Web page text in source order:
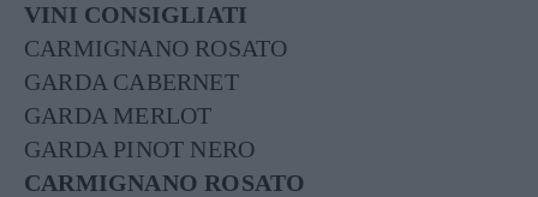
VINI CONSIGLIATI
CARMIGNANO ROSATO
GARDA CABERNET
GARDA MERLOT
GARDA PINOT NERO
CARMIGNANO ROSATO